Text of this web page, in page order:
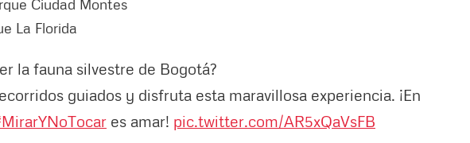
Ciudad Montes
La Florida
la fauna silvestre de Bogotá?
guiados y disfruta esta maravillosa experiencia. ¡En
es amar! pic.twitter.com/AR5xQaVsFB